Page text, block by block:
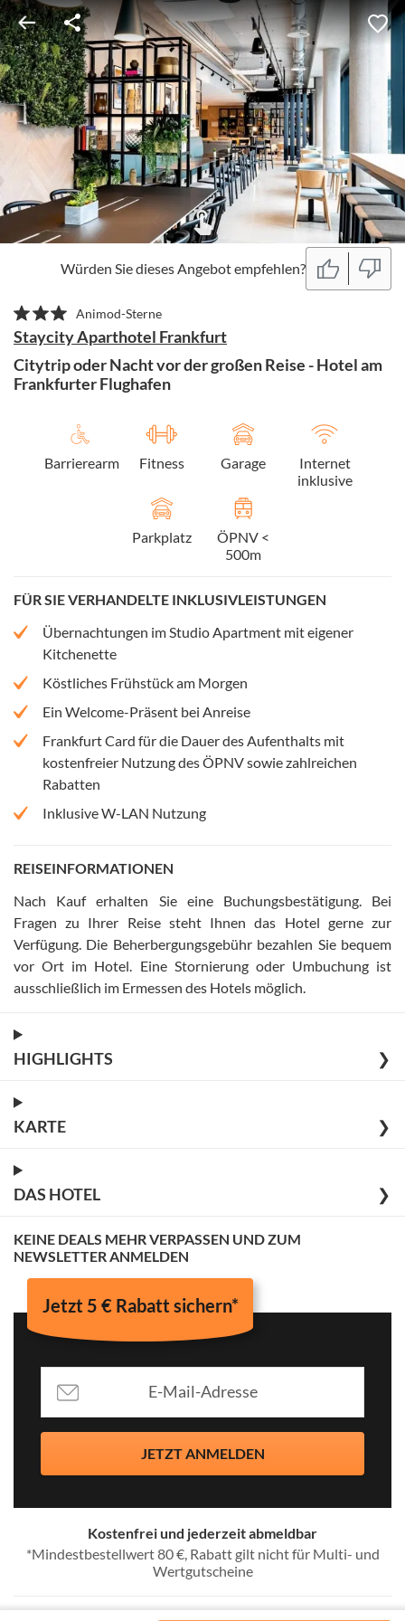
Würden Sie dieses Angebot empfehlen?
Animod-Sterne
Staycity Aparthotel Frankfurt
Citytrip oder Nacht vor der großen Reise - Hotel am
Frankfurter Flughafen
Barrierearm Fitness Garage
Internet
inklusive
Parkplatz
ÖPNV <
500m
FÜR SIE VERHANDELTE INKLUSIVLEISTUNGEN
Übernachtungen im Studio Apartment mit eigener
Kitchenette
Köstliches Frühstück am Morgen
Ein Welcome-Präsent bei Anreise
Frankfurt Card für die Dauer des Aufenthalts mit
kostenfreier Nutzung des ÖPNV sowie zahlreichen
Rabatten
Inklusive W-LAN Nutzung
REISEINFORMATIONEN
Nach Kauf erhalten Sie eine Buchungsbestätigung. Bei
Fragen zu Ihrer Reise steht Ihnen das Hotel gerne zur
Verfügung Die Beherbergungsgebühr bezahlen Sie bequem
vor Ort im Hotel
Eine Stornierung oder Umbuchung ist
ausschließlich im Ermessen des Hotels möglich
HIGHLIGHTS ❯
KARTE ❯
DAS HOTEL ❯
KEINE DEALS MEHR VERPASSEN UND ZUM
NEWSLETTER ANMELDEN
Jetzt 5 € Rabatt sichern*
JETZT ANMELDEN
Kostenfrei und jederzeit abmeldbar
*Mindestbestellwert 80 €, Rabatt gilt nicht für Multi- und
Wertgutscheine